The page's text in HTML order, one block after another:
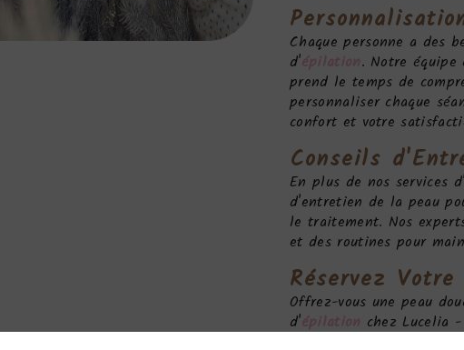
Chaque personne a des
d'épilation. Notre
prend le temps de
personnaliser chaque
confort et votre
Conseils
En plus de nos services
d'entretien de la peau
le traitement. Nos
et des routines pour
Réservez
Offrez-vous une peau
d'épilation chez Lucelia